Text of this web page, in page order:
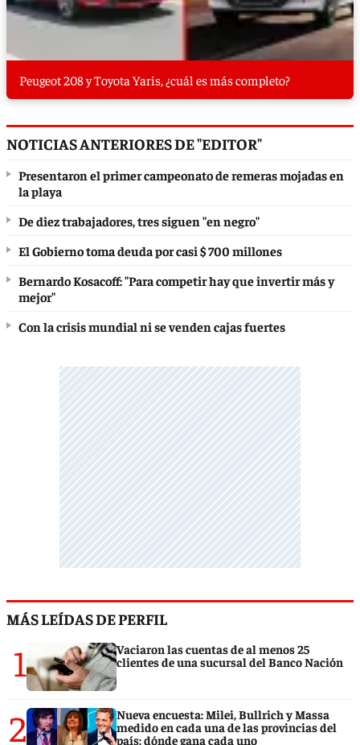
Peugeot 208 y Toyota Yaris, ¿cuál es más completo?
NOTICIAS ANTERIORES DE "EDITOR"
Presentaron el primer campeonato de remeras mojadas en
la playa
De diez trabajadores, tres siguen "en negro"
El Gobierno toma deuda por casi $ 700 millones
Bernardo Kosacoff: "Para competir hay que invertir más y
mejor"
Con la crisis mundial ni se venden cajas fuertes
MÁS LEÍDAS DE PERFIL
1
Vaciaron las cuentas de al menos 25
clientes de una sucursal del Banco Nación
2
Nueva encuesta: Milei, Bullrich y Massa
medido en cada una de las provincias del
país: dónde gana cada uno